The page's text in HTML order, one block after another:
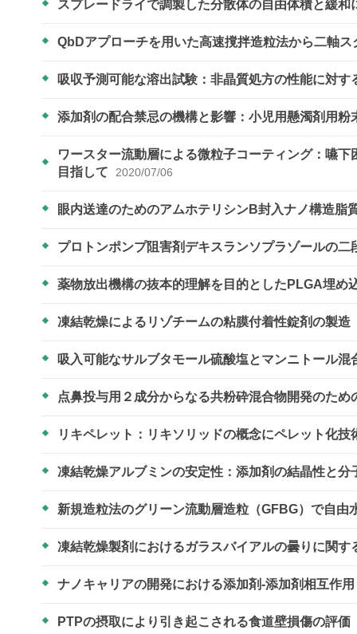
スプレードライで調製した分散体の自由体積と緩
QbDアプローチを用いた高速撹拌造粒法から二軸
吸収予測可能な溶出試験：非晶質処方の性能に対
添加剤の配合禁忌の機構と影響：小児用懸濁剤用
ワースター流動層による微粒子コーティング：嚥
目指して
2020/07/06
眼内送達のためのアムホテリシンB封入ナノ構造脂
プロトンポンプ阻害剤デキスランソプラゾールの
薬物放出機構の抜本的理解を目的としたPLGA埋め
凍結乾燥によるリゾチームの粘膜付着性錠剤の製造
吸入可能なサルブタモール硫酸塩とマンニトール
点鼻投与用２成分からなる共粉砕混合物開発のた
リキペレット：リキソリッドの概念にペレット化
凍結乾燥アルブミンの安定性：添加剤の結晶性と
新規造粒法のグリーン流動層造粒（GFBG）で自
凍結乾燥製剤におけるガラスバイアルの曇りに関す
ナノキャリアの開発における添加剤-添加剤相互作
PTPの摂取により引き起こされる食道壁損傷の評価